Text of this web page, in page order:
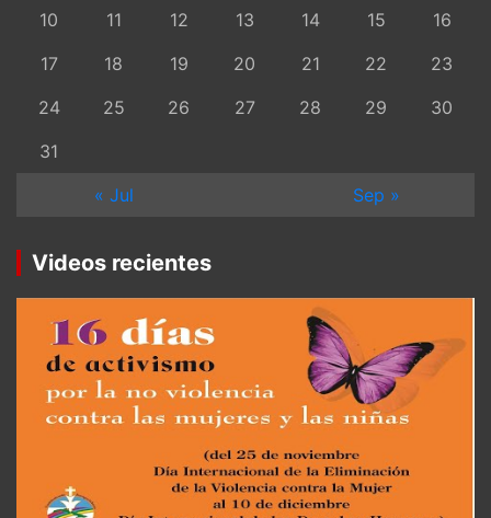
10
11 12 13 14 15
16
17
18 19 20 21 22
23
24
25 26 27 28 29
30
31
« Jul
Sep »
Videos recientes